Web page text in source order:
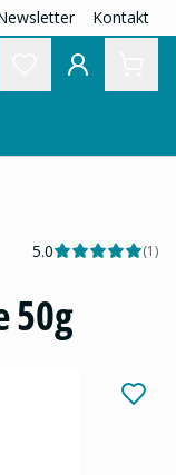
Kontakt
5.0 (1)
50g